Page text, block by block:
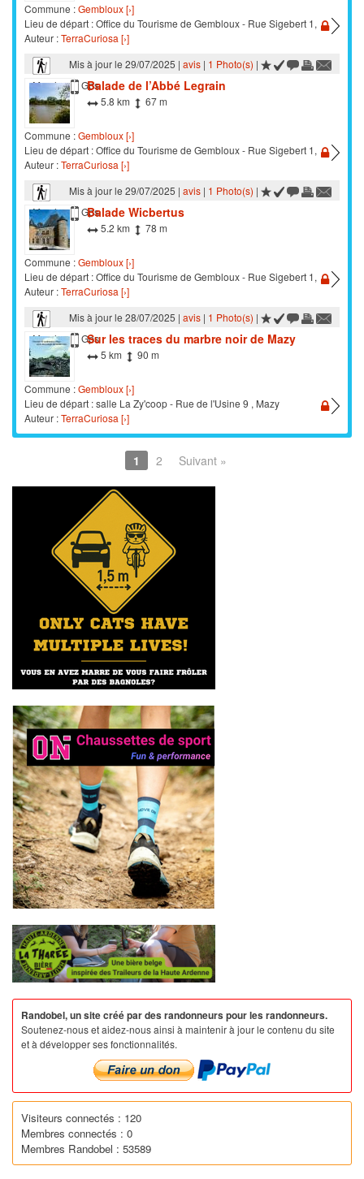
Commune :Gembloux [›]
Lieu de départ : Office du Tourisme de Gembloux - Rue Sigebert 1,
Auteur :TerraCuriosa [›]
Mis à jour le 29/07/2025 | avis| 1 Photo(s) |
Marche
Gps
Balade de l’Abbé Legrain
5.8 km 67 m
Commune :Gembloux [›]
Lieu de départ : Office du Tourisme de Gembloux - Rue Sigebert 1,
Auteur :TerraCuriosa [›]
Mis à jour le 29/07/2025 | avis| 1 Photo(s) |
Marche
Gps
Balade Wicbertus
5.2 km 78 m
Commune :Gembloux [›]
Lieu de départ : Office du Tourisme de Gembloux - Rue Sigebert 1,
Auteur :TerraCuriosa [›]
Mis à jour le 28/07/2025 | avis| 1 Photo(s) |
Marche
Gps
Sur les traces du marbre noir de Mazy
5 km 90 m
Commune :Gembloux [›]
Lieu de départ : salle La Zy'coop - Rue de l'Usine 9 , Mazy
Auteur :TerraCuriosa [›]
1 2 Suivant »
Randobel, un site créé par des randonneurs pour les randonneurs.
Soutenez-nous et aidez-nous ainsi à maintenir à jour le contenu du site
et à développer ses fonctionnalités.
Visiteurs connectés : 120
Membres connectés : 0
Membres Randobel : 53589